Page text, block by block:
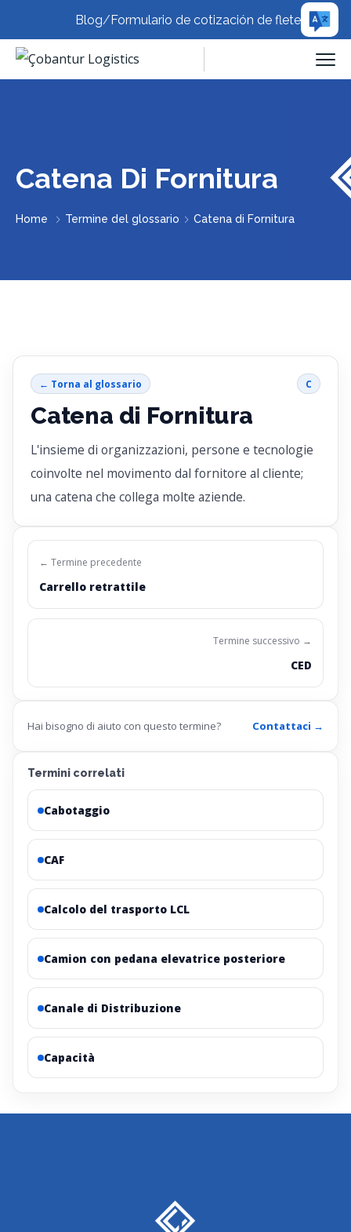
Blog/Formulario de cotización de flete
Catena Di Fornitura
Home Termine del glossario Catena di Fornitura
← Torna al glossario C
Catena di Fornitura
L'insieme di organizzazioni, persone e tecnologie
coinvolte nel movimento dal fornitore al cliente;
una catena che collega molte aziende.
← Termine precedente
Carrello retrattile
Termine successivo →
CED
Hai bisogno di aiuto con questo termine? Contattaci →
Termini correlati
Cabotaggio
CAF
Calcolo del trasporto LCL
Camion con pedana elevatrice posteriore
Canale di Distribuzione
Capacità